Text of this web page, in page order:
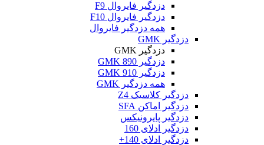
دزدگیر فایروال F9
دزدگیر فایروال F10
همه دزدگیر فایروال
دزدگیر GMK
دزدگیر GMK
دزدگیر GMK 890
دزدگیر GMK 910
همه دزدگیر GMK
دزدگیر کلاسیک Z4
دزدگیر اماکن SFA
دزدگیر پایرونیکس
دزدگیر ادلای 160
دزدگیر ادلای 140+